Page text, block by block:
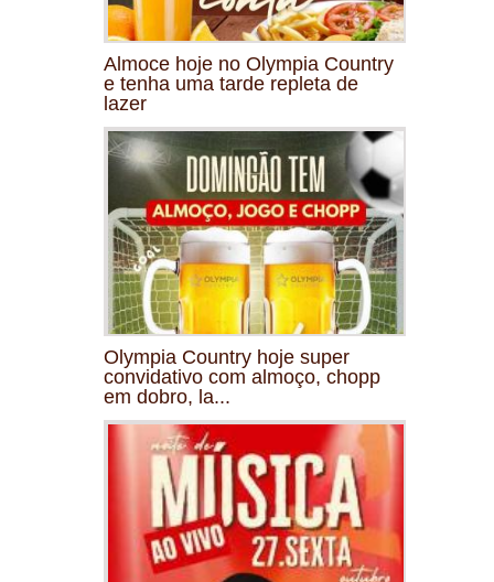
Almoce hoje no Olympia Country
e tenha uma tarde repleta de
lazer
Olympia Country hoje super
convidativo com almoço, chopp
em dobro, la...